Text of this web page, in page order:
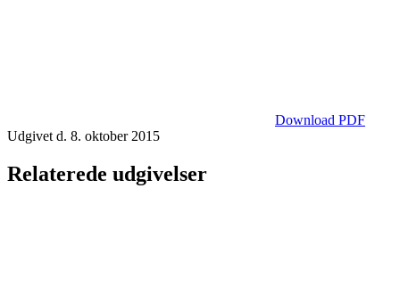
Download PDF
Udgivet d. 8. oktober 2015
Relaterede udgivelser